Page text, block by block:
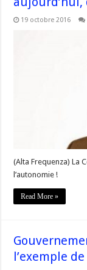
19 octobre 2016
(Alta Frequenza) La
l’autonomie !
Read More »
l’exemple